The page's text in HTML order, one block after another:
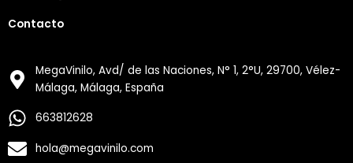
Contacto
MegaVinilo, Avd/ de las Naciones, N° 1, 2°U, 29700, Vélez-
Málaga, Málaga, España
663812628
hola@megavinilo.com